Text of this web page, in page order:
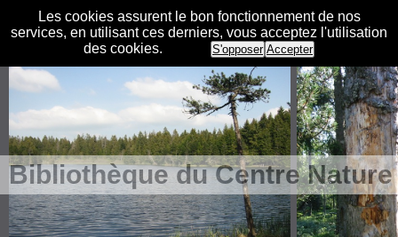
Les cookies assurent le bon fonctionnement de nos
services, en utilisant ces derniers, vous acceptez l'utilisation
des cookies.
S'opposer Accepter
Bibliothèque du Centre